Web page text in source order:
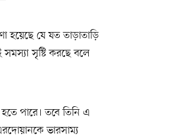
হয়েছে যে যত তাড়াতাড়ি
সৃষ্টি করছে বলে
পারে। তবে তিনি এ
ভারসাম্য